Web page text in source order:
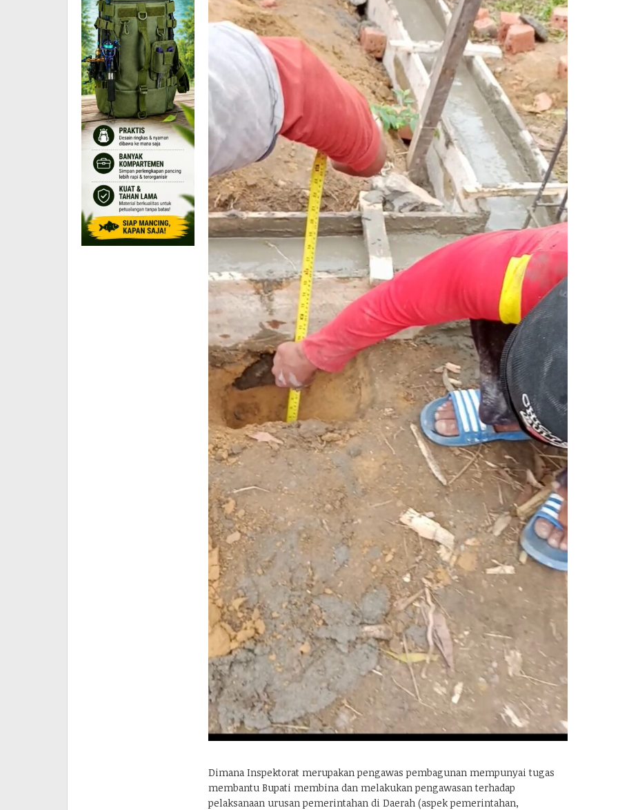
Dimana Inspektorat merupakan pengawas pembagunan mempunyai tugas
membantu Bupati membina dan melakukan pengawasan terhadap
pelaksanaan urusan pemerintahan di Daerah (aspek pemerintahan,